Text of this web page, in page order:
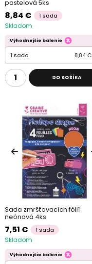
pastelová 5ks
8,84 € 1 sada
Skladom
Výhodnejšie balenie
1 sada 8,84 €
DO KOŠÍKA
Sada zmršťovacích fólií
neónová 4ks
7,51 € 1 sada
Skladom
Výhodnejšie balenie